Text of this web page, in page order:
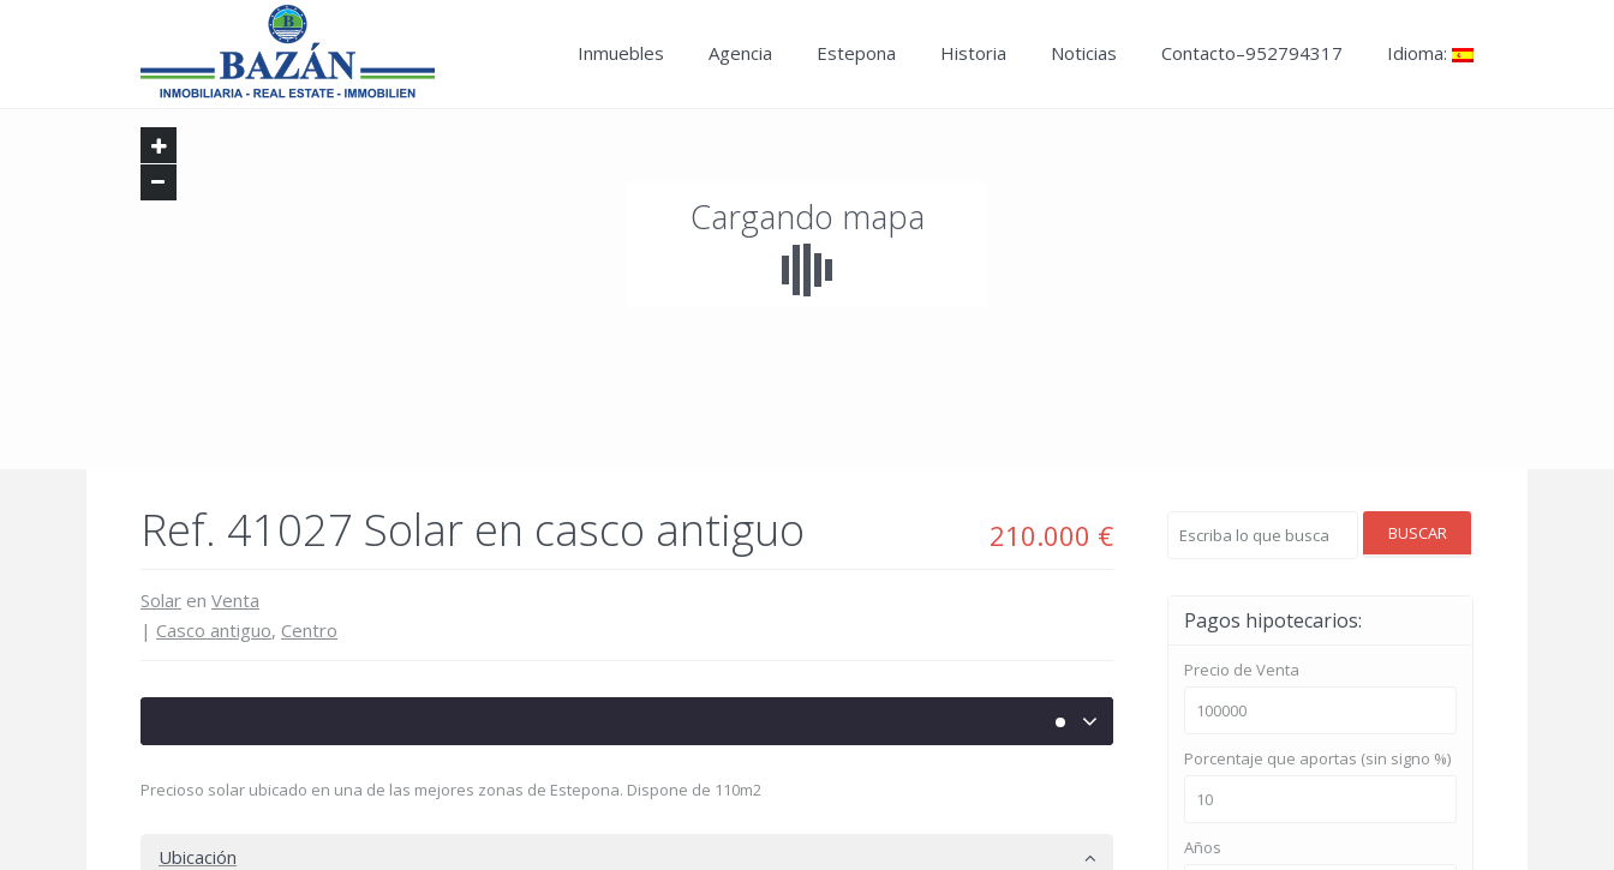
Inmuebles Agencia Estepona Historia Noticias Contacto–952794317 Idioma:
Cargando mapa
Ref. 41027 Solar en casco antiguo 210.000 €
Solar en Venta
| Casco antiguo, Centro
Precioso solar ubicado en una de las mejores zonas de Estepona. Dispone de 110m2
Ubicación
BUSCAR
Pagos hipotecarios:
Precio de Venta
Porcentaje que aportas (sin signo %)
Años